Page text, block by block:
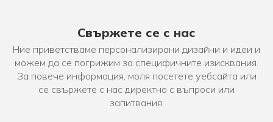
Свържете се с нас
Ние приветстваме персонализирани дизайни и идеи и
можем да се погрижим за специфичните изисквания.
За повече информация, моля посетете уебсайта или
се свържете с нас директно с въпроси или
запитвания.